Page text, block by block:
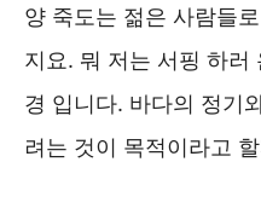
양 죽도는 젊은 사람들
지요. 뭐 저는 서핑 하러
경 입니다. 바다의 정기
려는 것이 목적이라고